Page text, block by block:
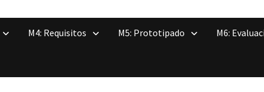
M4: Requisitos M5: Prototipado M6: